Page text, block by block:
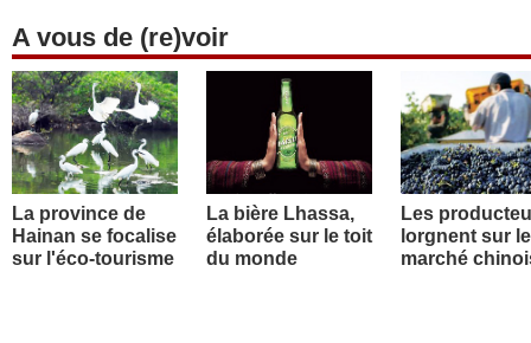
A vous de (re)voir
La province de
Hainan se focalise
sur l'éco-tourisme
La bière Lhassa,
élaborée sur le toit
du monde
Les
lorgnent sur le
marché